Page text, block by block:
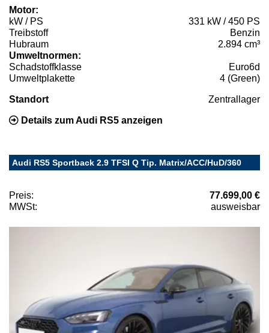
Motor:
kW / PS
331 kW / 450 PS
Treibstoff
Benzin
Hubraum
2.894 cm³
Umweltnormen:
Schadstoffklasse
Euro6d
Umweltplakette
4 (Green)
Standort Zentrallager
Details zum Audi RS5 anzeigen
Audi RS5 Sportback 2.9 TFSI Q Tip. Matrix/ACC/HuD/360
Preis:
77.699,00 €
MWSt:
ausweisbar